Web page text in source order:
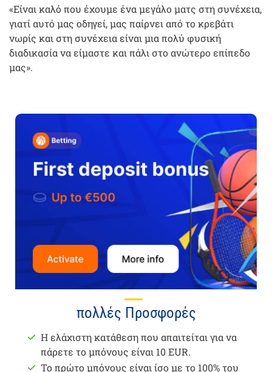
«Είναι καλό που έχουμε ένα μεγάλο ματς στη συνέχεια,
γιατί αυτό μας οδηγεί, μας παίρνει από το κρεβάτι
νωρίς και στη συνέχεια είναι μια πολύ φυσική
διαδικασία να είμαστε και πάλι στο ανώτερο επίπεδο
μας».
πολλές Προσφορές
Η ελάχιστη κατάθεση που απαιτείται για να
πάρετε το μπόνους είναι 10 EUR.
Το πρώτο μπόνους είναι ίσο με το 100% του